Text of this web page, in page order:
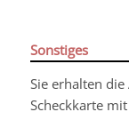
Sonstiges
Sie erhalten
Scheckkarte